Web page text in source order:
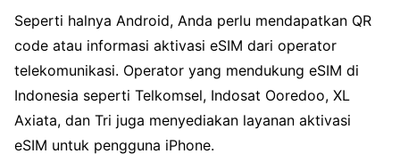
Seperti halnya Android, Anda perlu mendapatkan QR
code atau informasi aktivasi eSIM dari operator
telekomunikasi. Operator yang mendukung eSIM di
Indonesia seperti Telkomsel, Indosat Ooredoo, XL
Axiata, dan Tri juga menyediakan layanan aktivasi
eSIM untuk pengguna iPhone.